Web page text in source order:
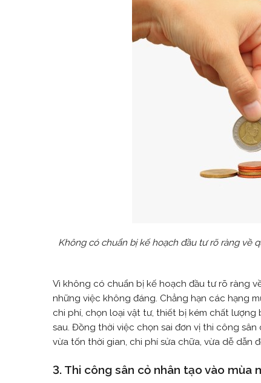
Không có chuẩn bị kế hoạch đầu tư rõ ràng về
Vì không có chuẩn bị kế hoạch đầu tư rõ ràng
những việc không đáng. Chẳng hạn các hạng
chi phí, chọn loại vật tư, thiết bị kém chất
sau. Đồng thời việc chọn sai đơn vị thi công
vừa tốn thời gian, chi phí sửa chữa, vừa dễ dẫn
3. Thi công sân cỏ nhân tạo vào mùa